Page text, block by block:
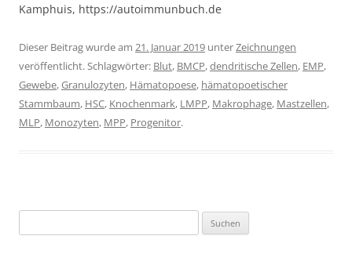
Kamphuis, https://autoimmunbuch.de
Dieser Beitrag wurde am 21. Januar 2019 unterZeichnungen
veröffentlicht. Schlagwörter: Blut, BMCP,dendritische Zellen, EMP,
Gewebe,Granulozyten, Hämatopoese, hämatopoetischer
Stammbaum, HSC, Knochenmark, LMPP, Makrophage, Mastzellen,
MLP, Monozyten, MPP, Progenitor.
nach: